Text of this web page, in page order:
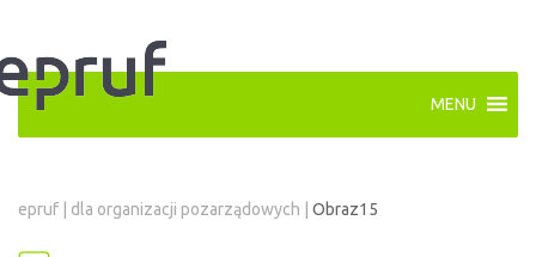
MENU
epruf dla organizacji pozarządowych Obraz15